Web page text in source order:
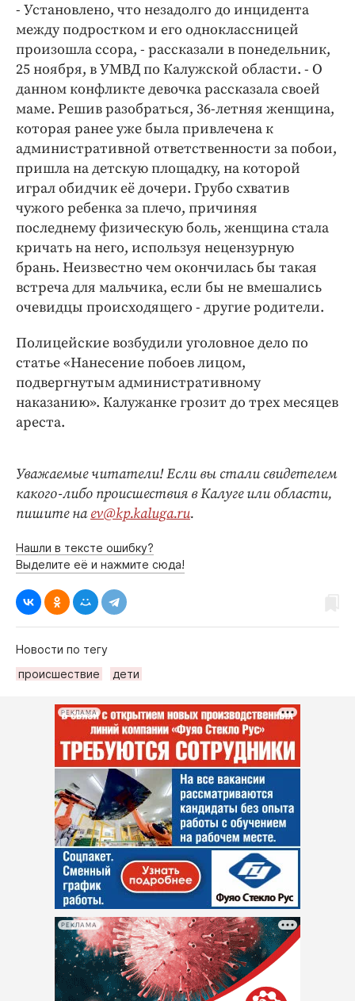
Работодатель года
- Установлено, что незадолго до инцидента
между подростком и его одноклассницей
произошла ссора, - рассказали в понедельник,
25 ноября, в УМВД по Калужской области. - О
данном конфликте девочка рассказала своей
маме. Решив разобраться, 36-летняя женщина,
которая ранее уже была привлечена к
административной ответственности за побои,
пришла на детскую площадку, на которой
играл обидчик её дочери. Грубо схватив
чужого ребенка за плечо, причиняя
последнему физическую боль, женщина стала
кричать на него, используя нецензурную
брань. Неизвестно чем окончилась бы такая
встреча для мальчика, если бы не вмешались
очевидцы происходящего - другие родители.
Полицейские возбудили уголовное дело по
статье «Нанесение побоев лицом,
подвергнутым административному
наказанию». Калужанке грозит до трех месяцев
ареста.
Уважаемые читатели! Если вы стали свидетелем
какого-либо происшествия в Калуге или области,
пишите наev@kp.kaluga.ru.
Нашли в тексте ошибку?
Выделите её и нажмите сюда!
Новости по тегу
происшествие
дети
РЕКЛАМА
РЕКЛАМА